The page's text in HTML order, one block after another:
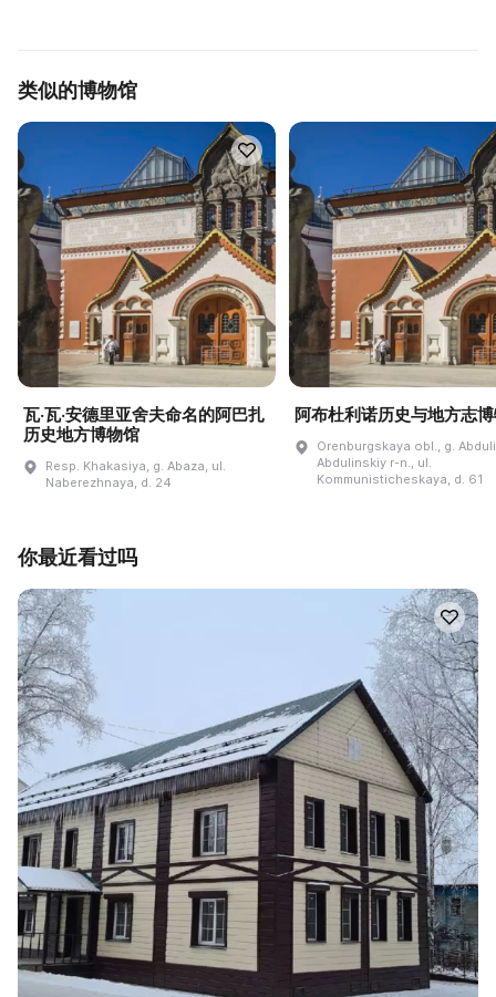
类似的博物馆
瓦·瓦·安德里亚舍夫命名的阿巴扎
历史地方博物馆
Resp. Khakasiya, g. Abaza, ul.
Naberezhnaya, d. 24
阿布杜利诺历史与地方志
Orenburgskaya obl., g.
Abdulinskiy r-n., ul.
Kommunisticheskaya, d. 61
你最近看过吗